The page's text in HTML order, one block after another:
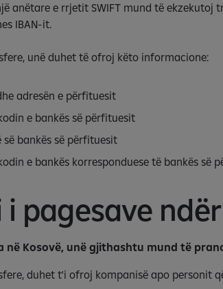
anëtare e rrjetit SWIFT mund të
IBAN-it.
unë duhet të ofroj këto informacione:
adresën e përfituesit
e bankës së përfituesit
bankës së përfituesit
e bankës korresponduese të bankës së
i pagesave
në Kosovë, unë gjithashtu mund të
duhet t'i ofroj kompanisë apo personit